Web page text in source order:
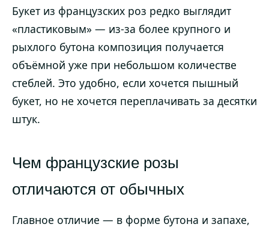
Букет из французских роз редко выглядит
«пластиковым» — из-за более крупного и
рыхлого бутона композиция получается
объёмной уже при небольшом количестве
стеблей. Это удобно, если хочется пышный
букет, но не хочется переплачивать за десятки
штук.
Чем французские розы
отличаются от обычных
Главное отличие — в форме бутона и запахе,